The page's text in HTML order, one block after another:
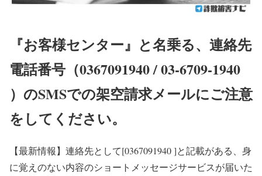
『お客様センター』と名乗る、連絡先
電話番号（0367091940 / 03-6709-1940
）のSMSでの架空請求メールにご注意
をしてください。
【最新情報】 連絡先として[0367091940 ]と記載がある、身
に覚えのない内容のショートメッセージサービスが届いた